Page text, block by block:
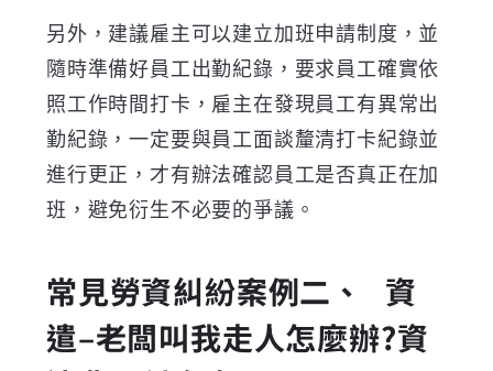
另外，建議雇主可以建立加班申請制度，並
隨時準備好員工出勤紀錄，要求員工確實依
照工作時間打卡，雇主在發現員工有異常出
勤紀錄，一定要與員工面談釐清打卡紀錄並
進行更正，才有辦法確認員工是否真正在加
班，避免衍生不必要的爭議 。
常見勞資糾紛案例二、
資
遣–老闆叫我走人怎麼辦?資